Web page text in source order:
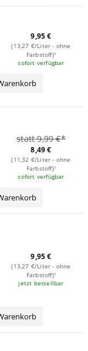
9,95 €
(13,27 €/Liter - ohne
Farbstoff)¹
sofort verfügbar
statt 9,99 €*
8,49 €
(11,32 €/Liter - ohne
Farbstoff)¹
sofort verfügbar
9,95 €
(13,27 €/Liter - ohne
Farbstoff)¹
jetzt bestellbar